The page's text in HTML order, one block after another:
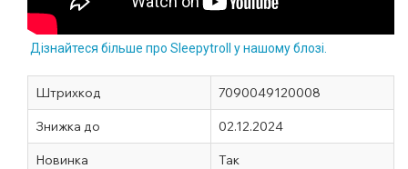
Дізнайтеся більше про Sleepytroll у нашому блозі.
Штрихкод 7090049120008
Знижка до 02.12.2024
Новинка Так